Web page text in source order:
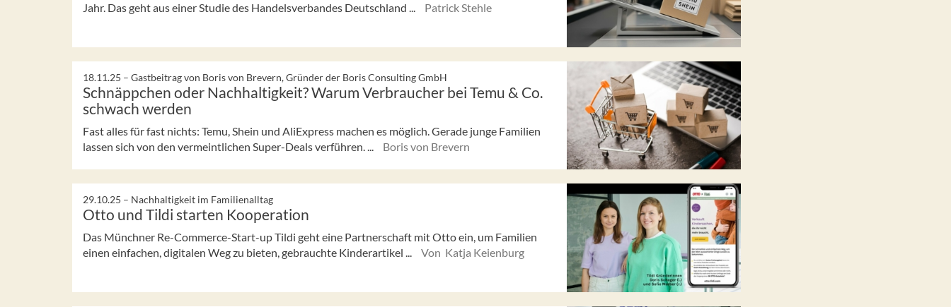
Jahr. Das geht aus einer Studie des Handelsverbandes Deutschland ... Patrick Stehle
18.11.25 – Gastbeitrag von Boris von Brevern, Gründer der Boris Consulting GmbH
Schnäppchen oder Nachhaltigkeit? Warum Verbraucher bei Temu & Co.
schwach werden
Fast alles für fast nichts: Temu, Shein und AliExpress machen es möglich. Gerade junge Familien
lassen sich von den vermeintlichen Super-Deals verführen. ...
Boris von Brevern
29.10.25 – Nachhaltigkeit im Familienalltag
Otto und Tildi starten Kooperation
Das Münchner Re-Commerce-Start-up Tildi geht eine Partnerschaft mit Otto ein, um Familien
einen einfachen, digitalen Weg zu bieten, gebrauchte Kinderartikel ...
Von Katja Keienburg